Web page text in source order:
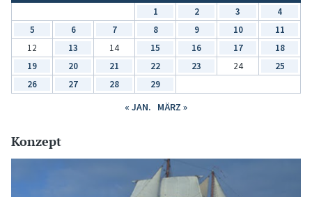
1
2 3
4
5
6 7 8 9 10
11
12
13 14 15 16 17
18
19
20 21 22 23 24
25
26
27 28 29
« JAN. MÄRZ »
Konzept